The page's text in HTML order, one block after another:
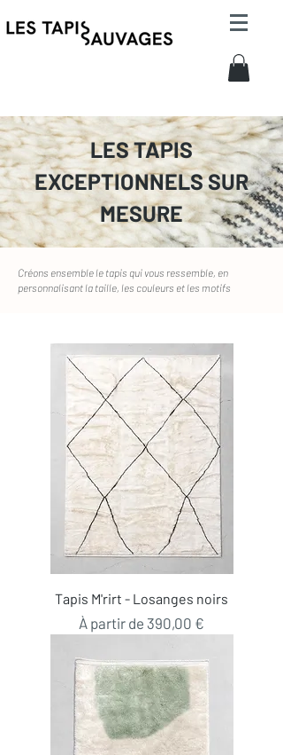
LES TAPIS
EXCEPTIONNELS SUR
MESURE
Créons ensemble le tapis qui vous ressemble, en
personnalisant la taille, les couleurs et les motifs
Tapis M'rirt - Losanges noirs
À partir de 390,00 €
Prix promotionnel